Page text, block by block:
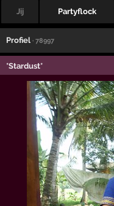
Jij Partyflock
Profiel · 78997
*Stardust*